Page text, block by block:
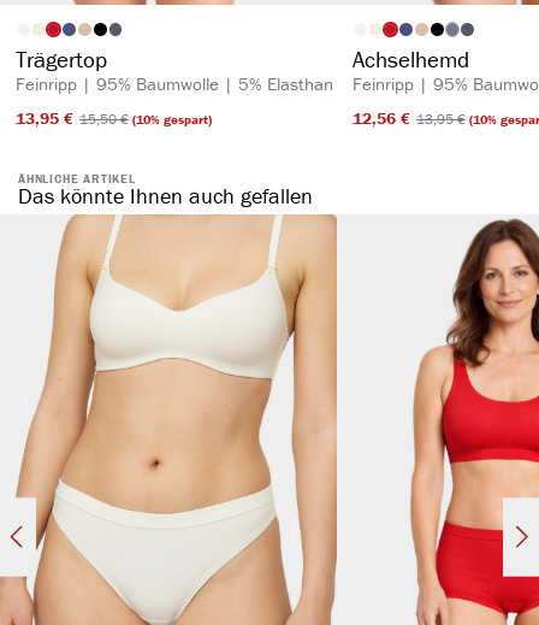
Artikelfarbeauswählen
Trägertop
Feinripp | 95% Baumwolle | 5% Elasthan
13,95 €​ 15,50 €​(10% gespart)
Artikelfarbe(Diese Option
Achselhemd
Feinripp | 95%
12,56 €​ 13,95 €​(10%
ÄHNLICHE ARTIKEL
Das könnte Ihnen auch gefallen